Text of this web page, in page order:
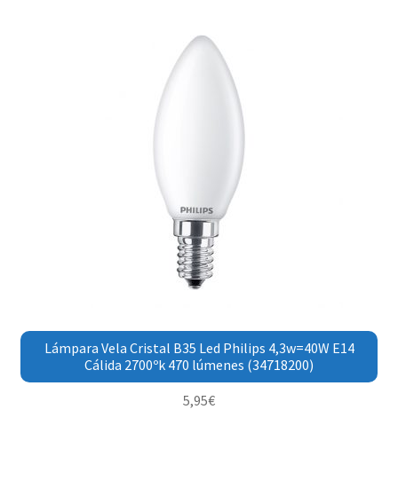
Lámpara Vela Cristal B35 Led Philips 4,3w=40W E14
Cálida 2700ºk 470 lúmenes (34718200)
5,95€